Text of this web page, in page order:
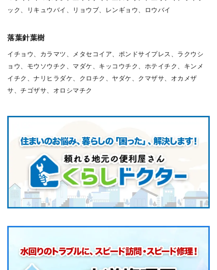
ック、リキュウバイ、リョウブ、レンギョウ、ロウバイ
落葉針葉樹
イチョウ、カラマツ、メタセコイア、ポンドサイプレス、ラクウシ
ョウ、モウソウチク、マダケ、キッコウチク、ホテイチク、キンメ
イチク、ナリヒラダケ、クロチク、ヤダケ、クマザサ、オカメザ
サ、チゴザサ、オロシマチク